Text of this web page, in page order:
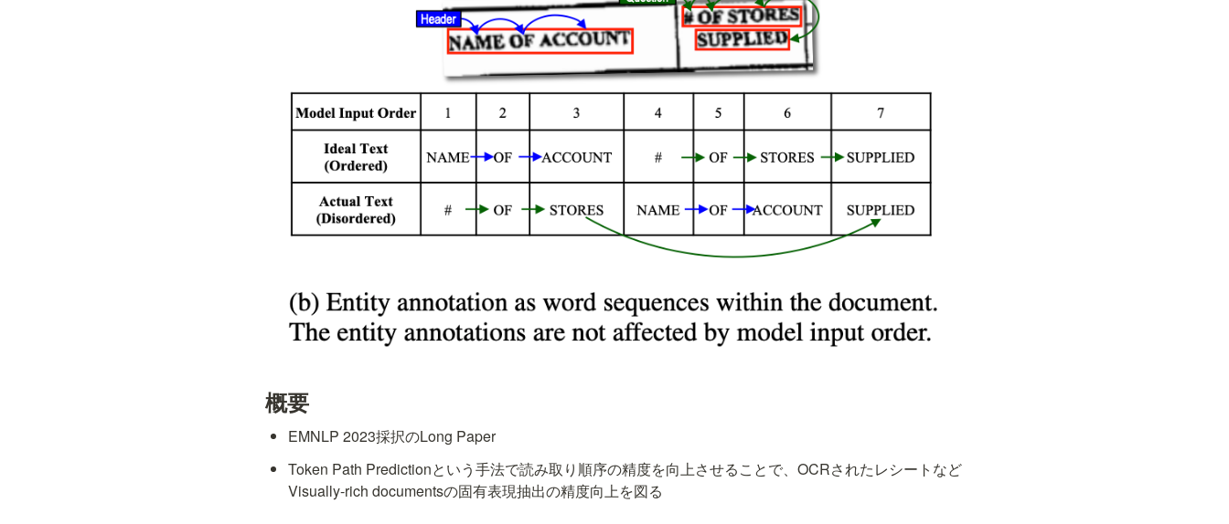
概要
EMNLP 2023採択のLong Paper
Token Path Predictionという手法で読み取り順序の精度を向上させることで、OCRされたレシートなど
Visually-rich documentsの固有表現抽出の精度向上を図る